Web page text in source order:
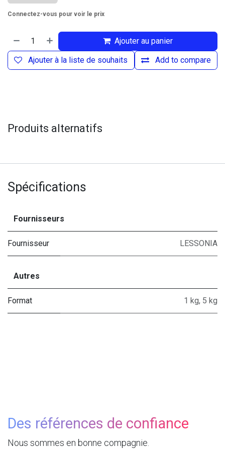
Connectez-vous pour voir le prix
Ajouter au panier
Add to compare
Ajouter à la liste de souhaits
Produits alternatifs
Spécifications
Fournisseurs
Fournisseur LESSONIA
Autres
Format 1 kg, 5 kg
Des références de confiance
Nous sommes en bonne compagnie.